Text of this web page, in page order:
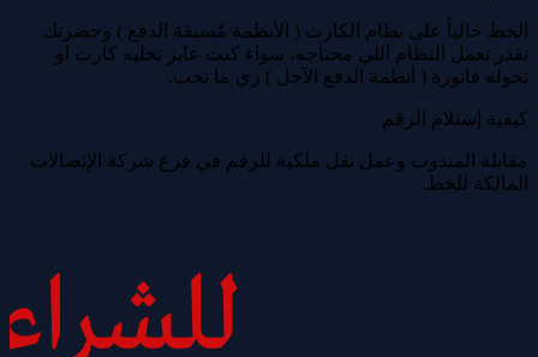
الخط حالياً على نظام الكارت ( الأنظمة مُسبقة الدفع ) وحضرتك
تقدر تعمل النظام اللي محتاجه، سواء كنت عايز تخليه كارت او
تحوله فاتورة ( أنظمة الدفع الآجل ) زي ما تحب.
كيفية إستلام الرقم
مقابلة المندوب وعمل نقل ملكية للرقم في فرع شركة الإتصالات
المالكة للخط.